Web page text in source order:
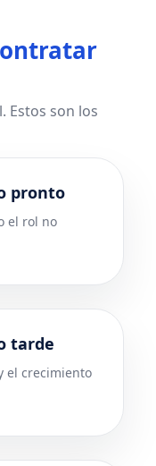
Estos son los
pronto
el rol no
tarde
el crecimiento